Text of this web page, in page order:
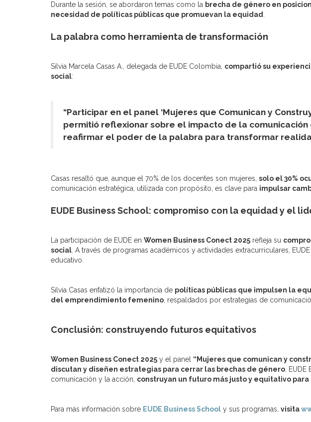
Durante la sesión, se abordaron temas como la brecha de género en
necesidad de políticas públicas que promuevan la equidad
La palabra como herramienta de transformación
Silvia Marcela Casas A., delegada de EUDE Colombia, compartió su
social:
“Participar en el panel ‘Mujeres que Comunican y
permitió reflexionar sobre el impacto de la
reafirmar el poder de la palabra para transformar
Casas resaltó que, aunque el 70% de los docentes son mujeres, solo el 30%
comunicación estratégica, utilizada con propósito, es clave para impulsar
EUDE Business School: compromiso con la equidad y el
La participación de EUDE en Women Business Conect 2025 refleja su
social A través de programas académicos y actividades extracurriculares,
educativo.
Silvia Casas enfatizó la importancia de políticas públicas que impulsen la
del emprendimiento femenino , respaldados por estrategias de
Conclusión: construyendo futuros equitativos
Women Business Conect 2025 y el panel “Mujeres que comunican y
discutan y diseñen estrategias para cerrar las brechas de género
comunicación y la acción, construyan un futuro más justo y equitativo
Para más información sobre EUDE Business School y sus programas, visita